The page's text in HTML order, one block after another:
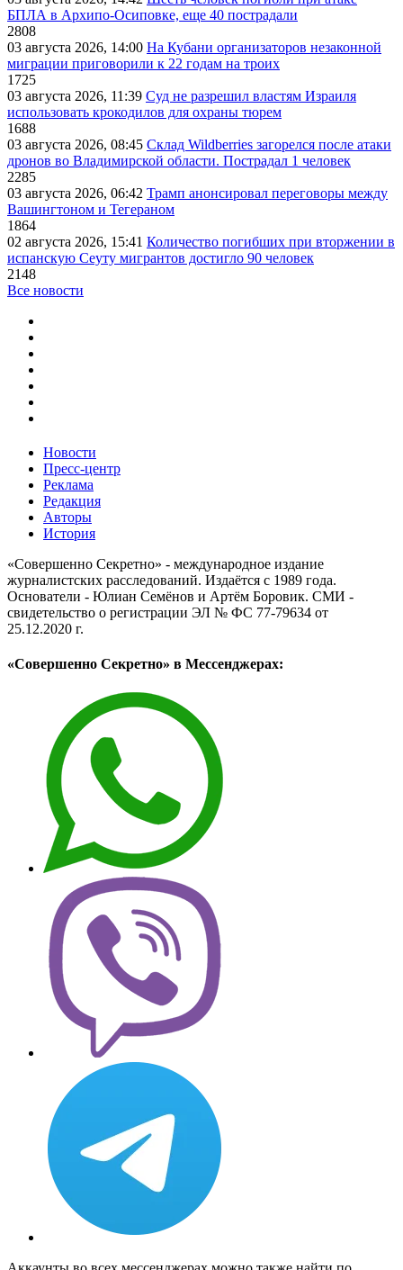
БПЛА в Архипо-Осиповке, еще 40 пострадали
2808
03 августа 2026, 14:00 На Кубани организаторов незаконной
миграции приговорили к 22 годам на троих
1725
03 августа 2026, 11:39 Суд не разрешил властям Израиля
использовать крокодилов для охраны тюрем
1688
03 августа 2026, 08:45 Склад Wildberries загорелся после атаки
дронов во Владимирской области. Пострадал 1 человек
2285
03 августа 2026, 06:42 Трамп анонсировал переговоры между
Вашингтоном и Тегераном
1864
02 августа 2026, 15:41 Количество погибших при вторжении в
испанскую Сеуту мигрантов достигло 90 человек
2148
Все новости
Новости
Пресс-центр
Реклама
Редакция
Авторы
История
«Совершенно Секретно» - международное издание
журналистских расследований. Издаётся с 1989 года.
Основатели - Юлиан Семёнов и Артём Боровик. CМИ -
свидетельство о регистрации ЭЛ № ФС 77-79634 от
25.12.2020 г.
«Совершенно Секретно» в Мессенджерах: